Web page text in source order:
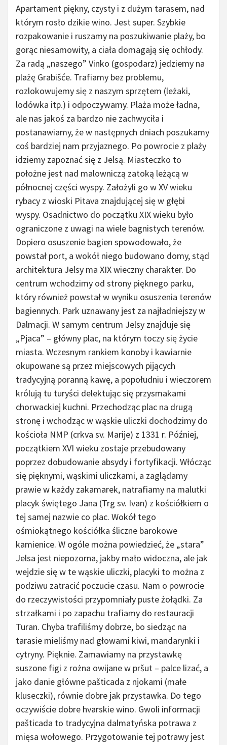
Apartament piękny, czysty i z dużym tarasem, nad
którym rosło dzikie wino. Jest super. Szybkie
rozpakowanie i ruszamy na poszukiwanie plaży, bo
gorąc niesamowity, a ciała domagają się ochłody.
Za radą „naszego” Vinko (gospodarz) jedziemy na
plażę Grabišće. Trafiamy bez problemu,
rozlokowujemy się z naszym sprzętem (leżaki,
lodówka itp.) i odpoczywamy. Plaża może ładna,
ale nas jakoś za bardzo nie zachwyciła i
postanawiamy, że w następnych dniach poszukamy
coś bardziej nam przyjaznego. Po powrocie z plaży
idziemy zapoznać się z Jelsą. Miasteczko to
położne jest nad malowniczą zatoką leżącą w
północnej części wyspy. Założyli go w XV wieku
rybacy z wioski Pitava znajdującej się w głębi
wyspy. Osadnictwo do początku XIX wieku było
ograniczone z uwagi na wiele bagnistych terenów.
Dopiero osuszenie bagien spowodowało, że
powstał port, a wokół niego budowano domy, stąd
architektura Jelsy ma XIX wieczny charakter. Do
centrum wchodzimy od strony pięknego parku,
który również powstał w wyniku osuszenia terenów
bagiennych. Park uznawany jest za najładniejszy w
Dalmacji. W samym centrum Jelsy znajduje się
„Pjaca” – główny plac, na którym toczy się życie
miasta. Wczesnym rankiem konoby i kawiarnie
okupowane są przez miejscowych pijących
tradycyjną poranną kawę, a popołudniu i wieczorem
królują tu turyści delektując się przysmakami
chorwackiej kuchni. Przechodząc plac na drugą
stronę i wchodząc w wąskie uliczki dochodzimy do
kościoła NMP (crkva sv. Marije) z 1331 r. Później,
początkiem XVI wieku zostaje przebudowany
poprzez dobudowanie absydy i fortyfikacji. Włócząc
się pięknymi, wąskimi uliczkami, a zaglądamy
prawie w każdy zakamarek, natrafiamy na malutki
placyk świętego Jana (Trg sv. Ivan) z kościółkiem o
tej samej nazwie co plac. Wokół tego
ośmiokątnego kościółka śliczne barokowe
kamienice. W ogóle można powiedzieć, że „stara”
Jelsa jest niepozorna, jakby mało widoczna, ale jak
wejdzie się w te wąskie uliczki, placyki to można z
podziwu zatracić poczucie czasu. Nam o powrocie
do rzeczywistości przypomniały puste żołądki. Za
strzałkami i po zapachu trafiamy do restauracji
Turan. Chyba trafiliśmy dobrze, bo siedząc na
tarasie mieliśmy nad głowami kiwi, mandarynki i
cytryny. Pięknie. Zamawiamy na przystawkę
suszone figi z rożna owijane w pršut – palce lizać, a
jako danie główne pašticada z njokami (małe
kluseczki), równie dobre jak przystawka. Do tego
oczywiście dobre hvarskie wino. Gwoli informacji
pašticada to tradycyjna dalmatyńska potrawa z
mięsa wołowego. Przygotowanie tej potrawy jest